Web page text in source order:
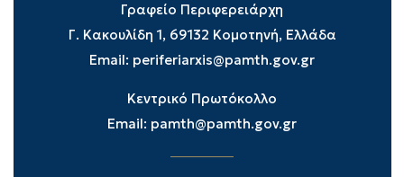
Γραφείο Περιφερειάρχη
Γ. Κακουλίδη 1, 69132 Κομοτηνή, Ελλάδα
Email: periferiarxis@pamth.gov.gr
Κεντρικό Πρωτόκολλο
Email: pamth@pamth.gov.gr